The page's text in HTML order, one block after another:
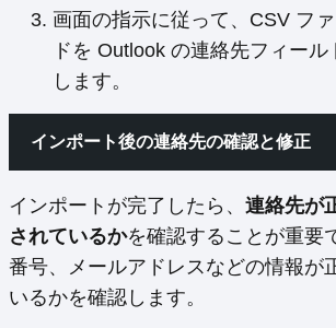
画面の指示に従って、CSV フ
ドを Outlook の連絡先フィー
します。
インポート後の連絡先の確認と修正
インポートが完了したら、 連絡先が
されているかを確認することが重要
番号、メールアドレスなどの情報が
いるかを確認します。